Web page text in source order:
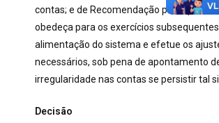
contas; e de Recomendação para que a
obedeça para os exercícios
alimentação do sistema e efetue os
necessários, sob pena de apontamento
irregularidade nas contas se persistir tal
Decisão